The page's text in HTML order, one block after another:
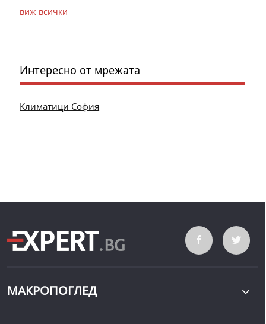
виж всички
Интересно от мрежата
Климатици София
МАКРОПОГЛЕД